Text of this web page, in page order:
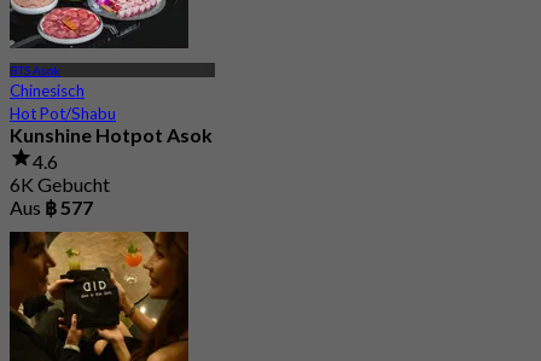
BTS Asok
Chinesisch
Hot Pot/Shabu
Kunshine Hotpot Asok
4.6
6K Gebucht
Aus ฿ 577